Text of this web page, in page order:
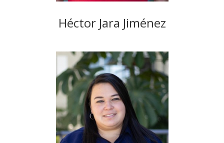
Héctor Jara Jiménez